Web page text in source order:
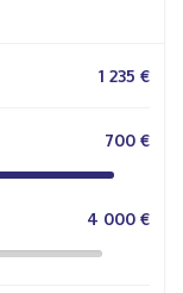
1 235 €
700 €
4 000 €